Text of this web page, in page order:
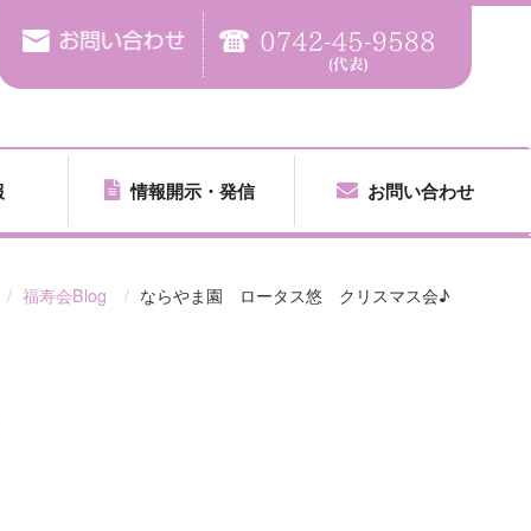
情報開示・発信 お問い合わせ
福寿会Blog ならやま園 ロータス悠 クリスマス会♪